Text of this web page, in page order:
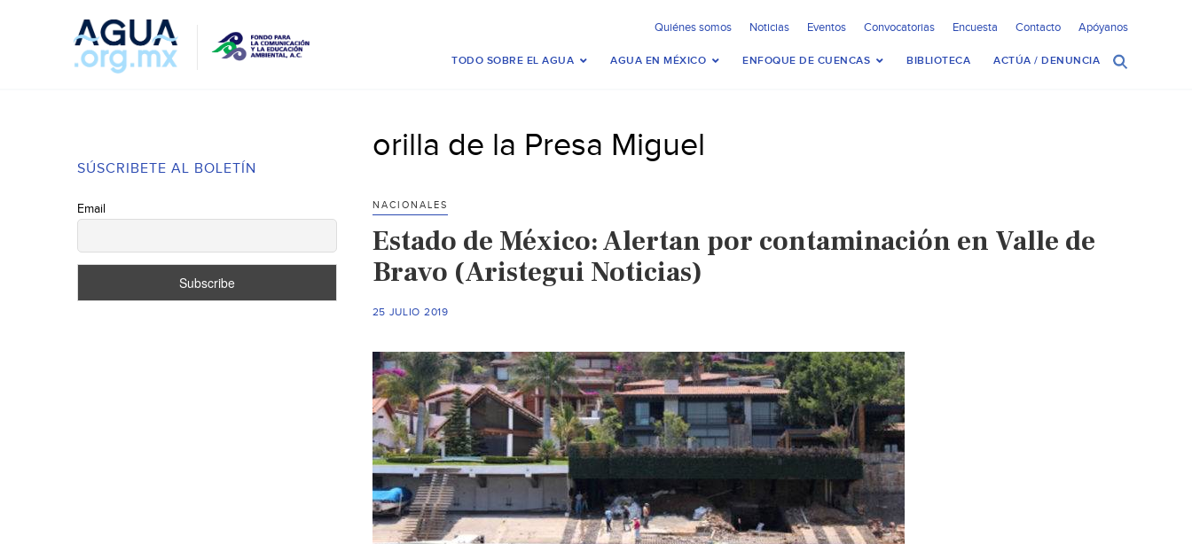
Quiénes somos Noticias Eventos Convocatorias Encuesta Contacto Apóyanos
TODO SOBRE EL AGUA AGUA EN MÉXICO ENFOQUE DE CUENCAS BIBLIOTECA ACTÚA / DENUNCIA
SÚSCRIBETE AL BOLETÍN
Email
orilla de la Presa Miguel
NACIONALES
Estado de México: Alertan por contaminación en Valle de
Bravo (Aristegui Noticias)
25 JULIO 2019